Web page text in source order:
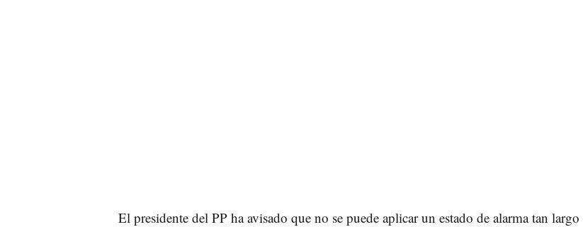
El presidente del PP ha avisado que no se puede aplicar un estado de alarma tan largo